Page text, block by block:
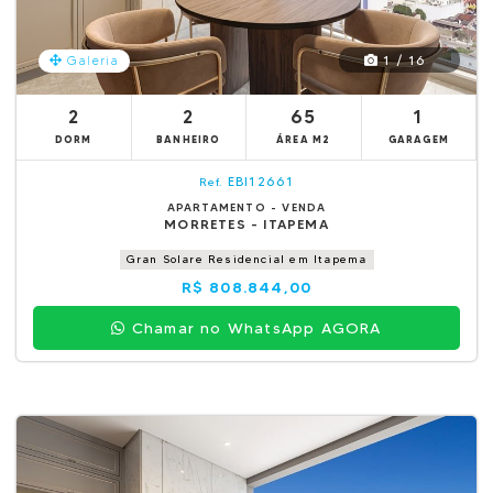
Galeria 1 / 16
2
DORM
2
BANHEIRO
65
ÁREA M2
1
GARAGEM
Ref. EBI12661
APARTAMENTO - VENDA
MORRETES - ITAPEMA
Gran Solare Residencial em Itapema
R$ 808.844,00
Chamar no WhatsApp AGORA